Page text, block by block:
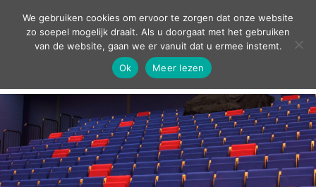
contact
agenda
theater
We gebruiken cookies om ervoor te zorgen dat onze website
zo soepel mogelijk draait. Als u doorgaat met het gebruiken
van de website, gaan we er vanuit dat u ermee instemt.
Ok
Meer lezen